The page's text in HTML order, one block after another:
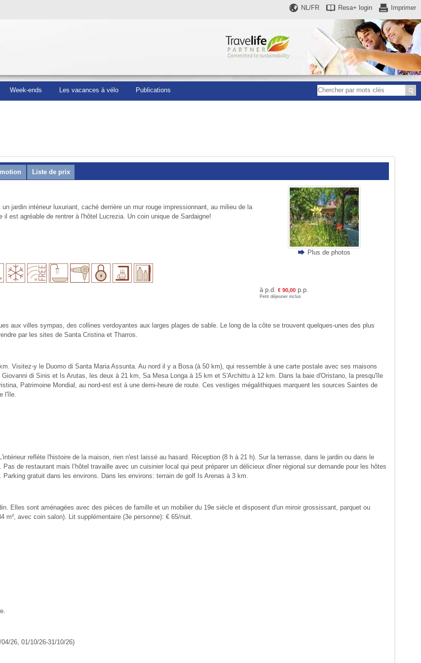
Imprimer
Resa+ login
NL/FR
Week-ends Les vacances à vélo Publications
Liste de prix
jardin intérieur luxuriant, caché derrière un mur rouge impressionnant, au milieu de la
est agréable de rentrer à l'hôtel Lucrezia. Un coin unique de Sardaigne!
Plus de photos
à p.d.€ 90,00 p.p.
Petit déjeuner inclus
aux villes sympas, des collines verdoyantes aux larges plages de sable. Le long de la côte se trouvent quelques-unes des plus
par les sites de Santa Cristina et Tharros.
Visitez-y le Duomo di Santa Maria Assunta. Au nord il y a Bosa (à 50 km), qui ressemble à une carte postale avec ses maisons
di Sinis et Is Arutas, les deux à 21 km, Sa Mesa Longa à 15 km et S'Archittu à 12 km. Dans la baie d'Oristano, la presqu'île
Patrimoine Mondial, au nord-est est à une demi-heure de route. Ces vestiges mégalithiques marquent les sources Saintes de
l'île.
reflète l'histoire de la maison, rien n'est laissé au hasard. Réception (8 h à 21 h). Sur la terrasse, dans le jardin ou dans le
de restaurant mais l’hôtel travaille avec un cuisinier local qui peut préparer un délicieux dîner régional sur demande pour les hôtes
gratuit dans les environs. Dans les environs: terrain de golf Is Arenas à 3 km.
Elles sont aménagées avec des pièces de famille et un mobilier du 19e siècle et disposent d'un miroir grossissant, parquet ou
avec coin salon). Lit supplémentaire (3e personne): € 65/nuit.
26, 01/10/26-31/10/26)